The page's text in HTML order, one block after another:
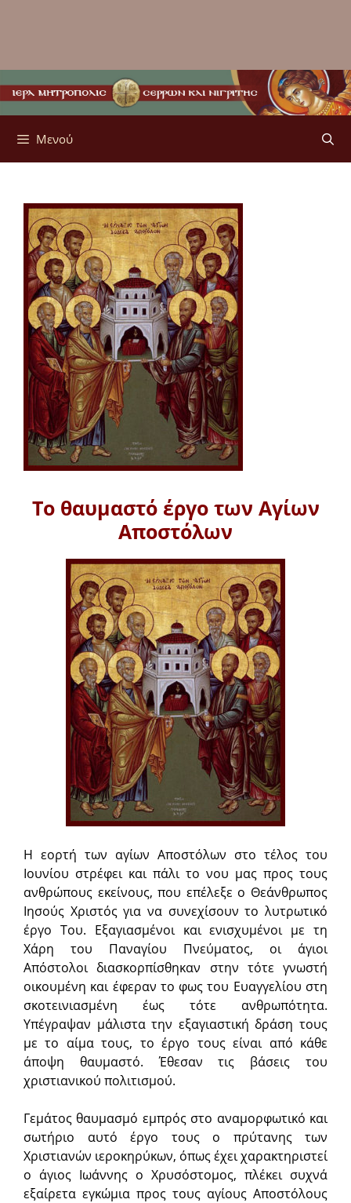
Μενού
Το θαυμαστό έργο των Αγίων
Αποστόλων
Η εορτή των αγίων Αποστόλων στο τέλος του
Ιουνίου στρέφει και πάλι το νου μας προς τους
ανθρώπους εκείνους, που επέλεξε ο Θεάνθρωπος
Ιησούς Χριστός για να συνεχίσουν το λυτρωτικό
έργο Του. Εξαγιασμένοι και ενισχυμένοι με τη
Χάρη του Παναγίου Πνεύματος, οι άγιοι
Απόστολοι διασκορπίσθηκαν στην τότε γνωστή
οικουμένη και έφεραν το φως του Ευαγγελίου στη
σκοτεινιασμένη έως τότε ανθρωπότητα.
Υπέγραψαν μάλιστα την εξαγιαστική δράση τους
με το αίμα τους, το έργο τους είναι από κάθε
άποψη θαυμαστό. Έθεσαν τις βάσεις του
χριστιανικού πολιτισμού.
Γεμάτος θαυμασμό εμπρός στο αναμορφωτικό και
σωτήριο αυτό έργο τους ο πρύτανης των
Χριστιανών ιεροκηρύκων, όπως έχει χαρακτηριστεί
ο άγιος Ιωάννης ο Χρυσόστομος, πλέκει συχνά
εξαίρετα εγκώμια προς τους αγίους Αποστόλους